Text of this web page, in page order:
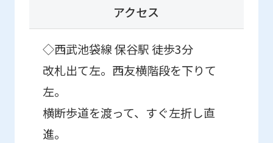
アクセス
◇西武池袋線 保谷駅 徒歩3分
改札出て左。西友横階段を下りて
左。
横断歩道を渡って、すぐ左折し直
進。
We
ask
that
you
understand